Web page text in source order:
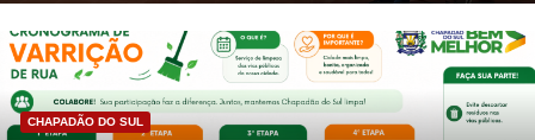
CHAPADÃO DO SUL